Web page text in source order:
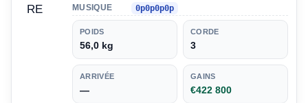
MUSIQUE 0p0p0p0p
POIDS
56,0 kg
CORDE
3
ARRIVÉE
—
GAINS
€422 800